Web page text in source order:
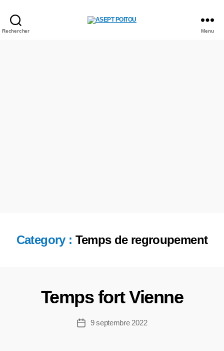
Rechercher Menu
Category : Temps de regroupement
Temps fort Vienne
9 septembre 2022